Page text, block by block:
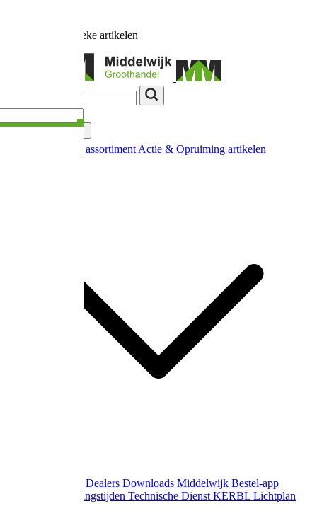
unieke artikelen
Nieuw in ons assortiment Actie & Opruiming artikelen
Dealers Downloads Middelwijk Bestel-app
Gewijzigde openingstijden Technische Dienst KERBL Lichtplan